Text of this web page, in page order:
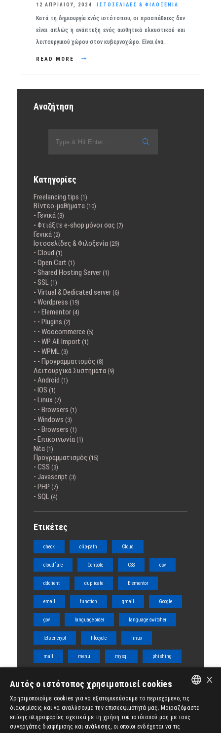
12 ΑΠΡΙΛΊΟΥ, 2024 ΙΣΤΟΣΕΛΊΔΕΣ & ΦΙΛΟΞΕΝΊΑ
Κατά τη δημιουργία ενός ιστότοπου, οι προσπάθειες δεν
είναι απλώς η ανάπτυξη ενός αισθητικά ελκυστικού και
λειτουργικού χώρου στον κυβερνοχώρο. Είναι ένα…
READ MORE
Αναζήτηση
Κατηγορίες
Freelancing tips (1)
Βίντεο-μαθήματα (10)
Γενικά (3)
Φτιάξτε e-shop μόνοι σας (7)
Γενικά (2)
Ιστοσελίδες & Φιλοξενία (29)
Cloud (1)
Open Cart (1)
Shared Hosting Server (1)
SSL (1)
Virtual & Dedicated server (6)
Wordpress (19)
Elementor (4)
Plugins (2)
Woocommerce (5)
WP All Import (1)
WPML (3)
Προγραμματισμός (8)
Λειτουργικά Συστήματα (9)
Android (1)
IOS (1)
Linux (7)
Browsers (1)
Windows (3)
Browsers (1)
Επικοινωνία (1)
Νέα (1)
Προγραμματισμός (15)
CSS (3)
Javascript (3)
PHP (7)
SQL (4)
Ετικέτες
check clip-path Cloud
cloudflare Console CSS csv
ddclient duplicate Elementor
email function gmail Google
gov language order language switcher
lets encrypt lifecycle linux
mail menu mysql phishing
ubuntu vps Woocommerce
wordpress WPML διάγραμμα ροής
ENGLISH
ΕΛΛΗΝΙΚΆ
×
Αυτός ο ιστότοπος χρησιμοποιεί cookies
Χρησιμοποιούμε cookies για να εξατομικεύσουμε το περιεχόμενο, τις
διαφημίσεις και να αναλύσουμε την επισκεψιμότητά μας. Μοιραζόμαστε
επίσης πληροφορίες σχετικά με τη χρήση του ιστότοπού μας με τους
συνεργάτες διαφήμισης και ανάλυσης, οι οποίοι ενδέχεται να τις